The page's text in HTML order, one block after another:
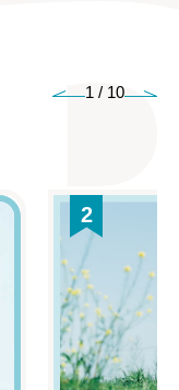
1 / 10
2